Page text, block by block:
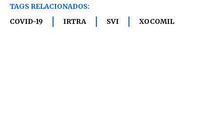
TAGS RELACIONADOS:
COVID-19
IRTRA SVI XOCOMIL